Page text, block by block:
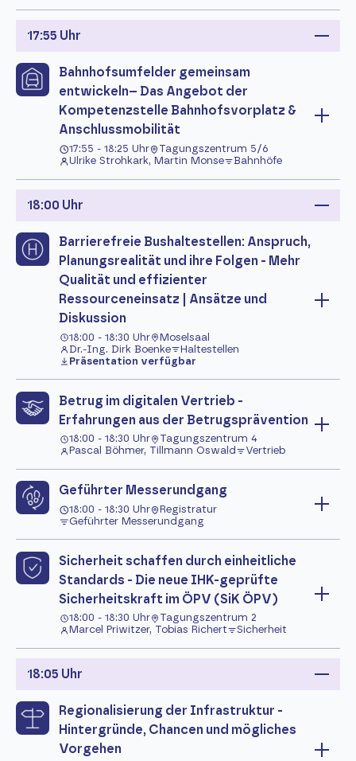
17:55 Uhr
Bahnhofsumfelder gemeinsam
entwickeln– Das Angebot der
Kompetenzstelle Bahnhofsvorplatz &
Anschlussmobilität
17:55 - 18:25 Uhr
Tagungszentrum 5/6
Ulrike Strohkark, Martin Monse
Bahnhöfe
18:00 Uhr
Barrierefreie Bushaltestellen: Anspruch,
Planungsrealität und ihre Folgen - Mehr
Qualität und effizienter
Ressourceneinsatz | Ansätze und
Diskussion
18:00 - 18:30 Uhr
Moselsaal
Dr.-Ing. Dirk Boenke
Haltestellen
Präsentation verfügbar
Betrug im digitalen Vertrieb -
Erfahrungen aus der Betrugsprävention
18:00 - 18:30 Uhr
Tagungszentrum 4
Pascal Böhmer, Tillmann Oswald
Vertrieb
Geführter Messerundgang
18:00 - 18:30 Uhr
Registratur
Geführter Messerundgang
Sicherheit schaffen durch einheitliche
Standards - Die neue IHK-geprüfte
Sicherheitskraft im ÖPV (SiK ÖPV)
18:00 - 18:30 Uhr
Tagungszentrum 2
Marcel Priwitzer, Tobias Richert
Sicherheit
18:05 Uhr
Regionalisierung der Infrastruktur -
Hintergründe, Chancen und mögliches
Vorgehen